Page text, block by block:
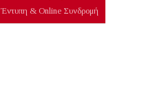
Έντυπη & Online Συνδρομή